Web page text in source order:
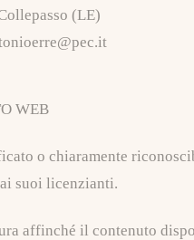
(LE)
WEB
o chiaramente
suoi licenzianti.
affinché il contenuto